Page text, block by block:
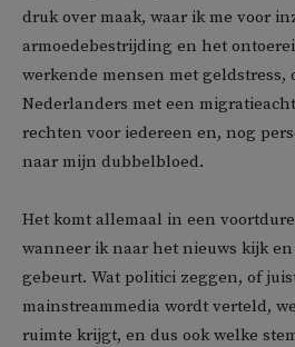
druk over maak, waar ik me voor
armoedebestrijding en het
werkende mensen met geldstress,
Nederlanders met een
rechten voor iedereen en, nog
naar mijn dubbelbloed.
Het komt allemaal in een
wanneer ik naar het nieuws kijk
gebeurt. Wat politici zeggen, of
mainstreammedia wordt verteld,
ruimte krijgt, en dus ook welke